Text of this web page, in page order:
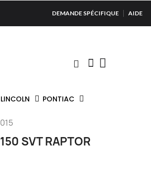
DEMANDE SPÉCIFIQUE AIDE
LINCOLN PONTIAC
SVT RAPTOR